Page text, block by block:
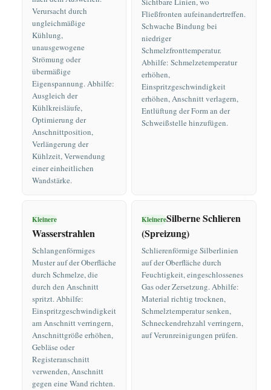
Verursacht durch
ungleichmäßige
Kühlung,
unausgewogene
Strömung oder
übermäßige
Eigenspannung. Abhilfe:
Ausgleich der
Kühlkreisläufe,
Optimierung der
Anschnittposition,
Verlängerung der
Kühlzeit, Verwendung
einer einheitlichen
Wandstärke.
Fließfronten aufeinandertreffen.
Schwache Bindung bei
niedriger
Schmelzfronttemperatur.
Abhilfe: Schmelzetemperatur
erhöhen,
Einspritzgeschwindigkeit
erhöhen, Anschnitt verlagern,
Entlüftung der Form an der
Schweißstelle hinzufügen.
Kleinere
Wasserstrahlen
Schlangenförmiges
Muster auf der Oberfläche
durch Schmelze, die
durch den Anschnitt
spritzt. Abhilfe:
Einspritzgeschwindigkeit
am Anschnitt verringern,
Anschnittgröße erhöhen,
Gebläse oder
Registeranschnitt
verwenden, Anschnitt
gegen eine Wand richten.
KleinereSilberne Schlieren
(Spreizung)
Schlierenförmige Silberlinien
auf der Oberfläche durch
Feuchtigkeit, eingeschlossenes
Gas oder Zersetzung. Abhilfe:
Material richtig trocknen,
Schmelztemperatur senken,
Schneckendrehzahl verringern,
auf Verunreinigungen prüfen.